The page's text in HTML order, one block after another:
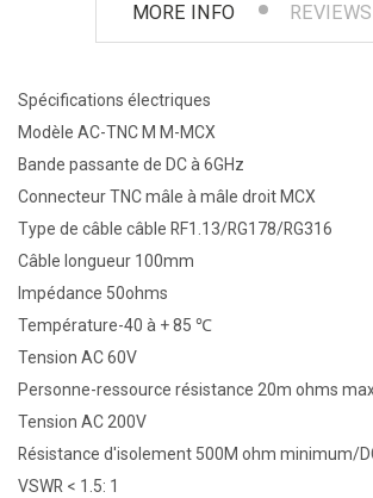
MORE INFO
Spécifications électriques
Modèle AC-TNC M M-MCX
Bande passante de DC à 6GHz
Connecteur TNC mâle à mâle droit MCX
Type de câble câble RF1.13/RG178/RG316
Câble longueur 100mm
Impédance 50ohms
Température-40 à + 85 ℃
Tension AC 60V
Personne-ressource résistance 20m ohms
Tension AC 200V
Résistance d'isolement 500M ohm minimum/
VSWR < 1.5: 1